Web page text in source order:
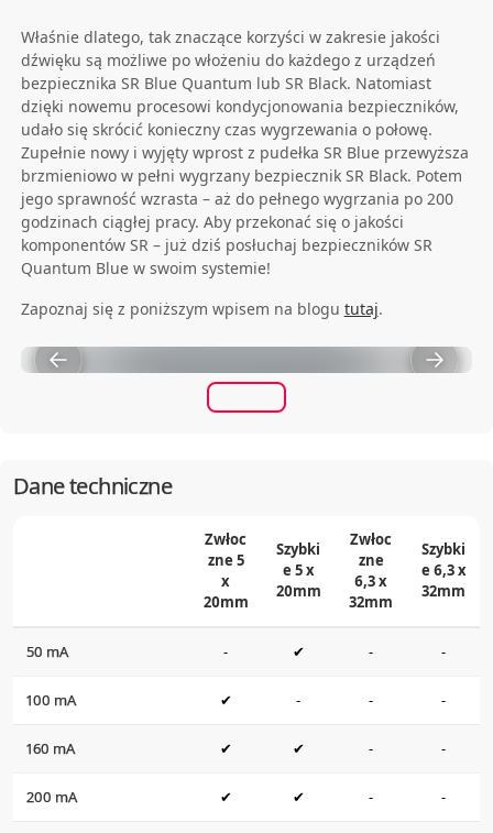
Właśnie dlatego, tak znaczące korzyści w zakresie jakości
dźwięku są możliwe po włożeniu do każdego z urządzeń
bezpiecznika SR Blue Quantum lub SR Black. Natomiast
dzięki nowemu procesowi kondycjonowania bezpieczników,
udało się skrócić konieczny czas wygrzewania o połowę.
Zupełnie nowy i wyjęty wprost z pudełka SR Blue przewyższa
brzmieniowo w pełni wygrzany bezpiecznik SR Black. Potem
jego sprawność wzrasta – aż do pełnego wygrzania po 200
godzinach ciągłej pracy. Aby przekonać się o jakości
komponentów SR – już dziś posłuchaj bezpieczników SR
Quantum Blue w swoim systemie!
Zapoznaj się z poniższym wpisem na blogu tutaj.
Dane techniczne
Zwłoc
zne 5
x
20mm
Szybki
e 5 x
20mm
Zwłoc
zne
6,3 x
32mm
Szybki
e 6,3 x
32mm
50 mA - ✔ - -
100 mA ✔ - - -
160 mA ✔ ✔ - -
200 mA ✔ ✔ - -